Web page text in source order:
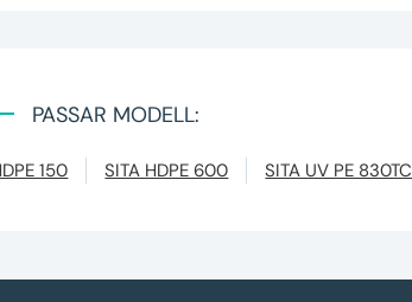
PASSAR MODELL:
150 SITA HDPE 600 SITA UV PE 830TC